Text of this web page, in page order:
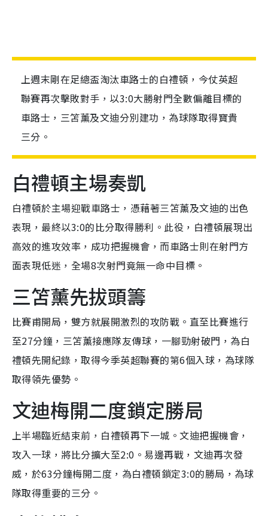
上週末剛在足總盃淘汰車路士的白禮頓，今仗英超
聯賽再次擊敗對手，以3:0大勝射門全數偏離目標的
車路士，三笘薰及文迪分別建功，為球隊取得寶貴
三分。
白禮頓主場奏凱
白禮頓於主場迎戰車路士，憑藉著三笘薰及文迪的出色
表現，最終以3:0的比分取得勝利。此役，白禮頓展現出
高效的進攻效率，成功把握機會，而車路士則在射門方
面表現低迷，全場8次射門竟無一命中目標。
三笘薰先拔頭籌
比賽甫開局，雙方就展開激烈的攻防戰。直至比賽進行
至27分鐘，三笘薰接應隊友傳球，一腳勁射破門，為白
禮頓先開紀錄，取得今季英超聯賽的第6個入球，為球隊
取得領先優勢。
文迪梅開二度鎖定勝局
上半場臨近結束前，白禮頓再下一城。文迪把握機會，
攻入一球，將比分擴大至2:0。易邊再戰，文迪再次發
威，於63分鐘梅開二度，為白禮頓鎖定3:0的勝局，為球
隊取得重要的三分。